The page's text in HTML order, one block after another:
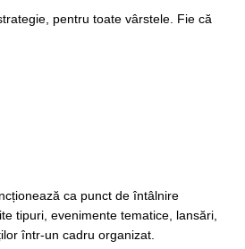
pentru toate vârstele. Fie că
ca punct de întâlnire
tipuri, evenimente tematice, lansări,
într-un cadru organizat.